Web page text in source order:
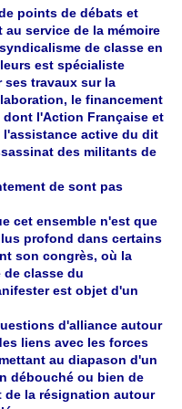
points de débats et
service de la mémoire
de classe en
est spécialiste
ses travaux sur la
le financement
l'Action Française et
l'assistance active du dit
des militants de
de sont pas
cet ensemble n'est que
profond dans certains
son congrès, où la
classe du
est objet d'un
d'alliance autour
liens avec les forces
au diapason d'un
débouché ou bien de
de la résignation autour